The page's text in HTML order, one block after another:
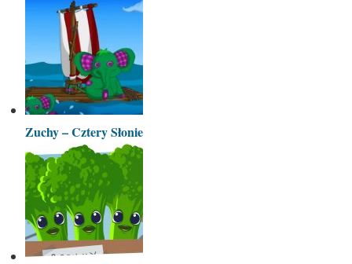
Zuchy – Cztery Słonie